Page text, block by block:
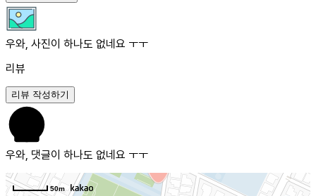
우와, 사진이 하나도 없네요 ㅜㅜ
리뷰
리뷰 작성하기
우와, 댓글이 하나도 없네요 ㅜㅜ
50m